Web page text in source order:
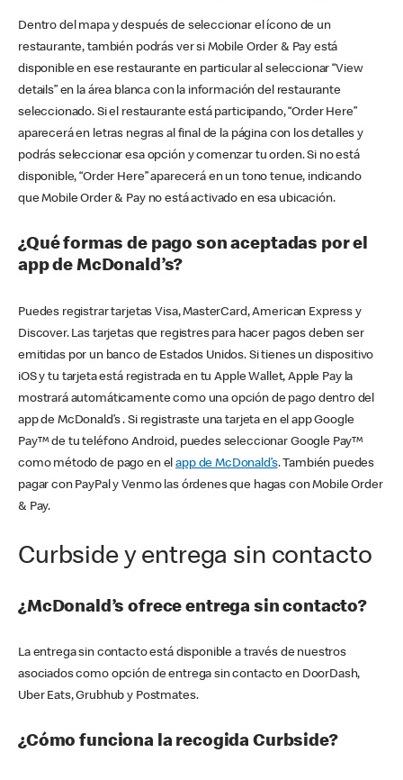
Dentro del mapa y después de seleccionar el ícono de un
restaurante, también podrás ver si Mobile Order & Pay está
disponible en ese restaurante en particular al seleccionar “View
details” en la área blanca con la información del restaurante
seleccionado. Si el restaurante está participando, “Order Here”
aparecerá en letras negras al final de la página con los detalles y
podrás seleccionar esa opción y comenzar tu orden. Si no está
disponible, “Order Here” aparecerá en un tono tenue, indicando
que Mobile Order & Pay no está activado en esa ubicación.
¿Qué formas de pago son aceptadas por el
app de McDonald’s?
Puedes registrar tarjetas Visa, MasterCard, American Express y
Discover. Las tarjetas que registres para hacer pagos deben ser
emitidas por un banco de Estados Unidos. Si tienes un dispositivo
iOS y tu tarjeta está registrada en tu Apple Wallet, Apple Pay la
mostrará automáticamente como una opción de pago dentro del
app de McDonald’s . Si registraste una tarjeta en el app Google
Pay™ de tu teléfono Android, puedes seleccionar Google Pay™
como método de pago en elapp de McDonald’s. También puedes
pagar con PayPal y Venmo las órdenes que hagas con Mobile Order
& Pay.
Curbside y entrega sin contacto
¿McDonald’s ofrece entrega sin contacto?
La entrega sin contacto está disponible a través de nuestros
asociados como opción de entrega sin contacto en DoorDash,
Uber Eats, Grubhub y Postmates.
¿Cómo funciona la recogida Curbside?